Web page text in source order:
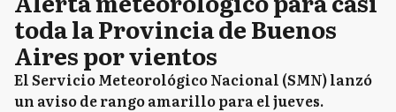
toda la Provincia de Buenos
Aires por vientos
El Servicio Meteorológico Nacional (SMN) lanzó
un aviso de rango amarillo para el jueves.